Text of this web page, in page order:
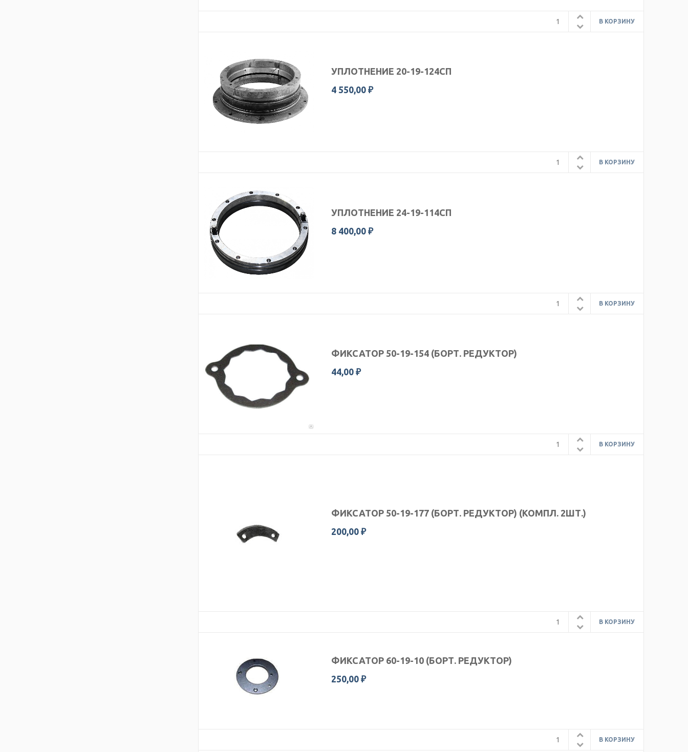
УПЛОТНЕНИЕ 20-19-124СП
4 550,00 ₽
УПЛОТНЕНИЕ 24-19-114СП
8 400,00 ₽
ФИКСАТОР 50-19-154 (БОРТ. РЕДУКТОР)
44,00 ₽
ФИКСАТОР 50-19-177 (БОРТ. РЕДУКТОР) (КОМПЛ. 2ШТ.)
200,00 ₽
ФИКСАТОР 60-19-10 (БОРТ. РЕДУКТОР)
250,00 ₽